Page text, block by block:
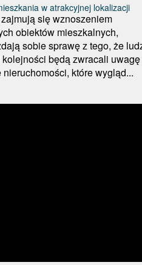
w atrakcyjnej lokalizacji
się wznoszeniem
obiektów mieszkalnych,
sobie sprawę z tego, że
będą zwracali
które wygląd...